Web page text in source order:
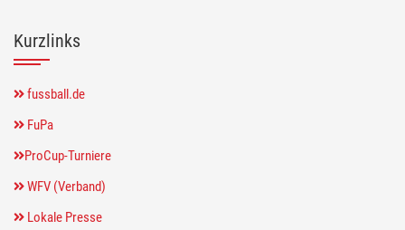
Kurzlinks
fussball.de
FuPa
ProCup-Turniere
WFV (Verband)
Lokale Presse